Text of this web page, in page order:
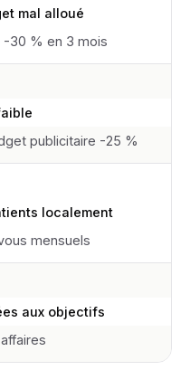
mal alloué
-30 % en 3 mois
publicitaire -25 %
localement
mensuels
aux objectifs